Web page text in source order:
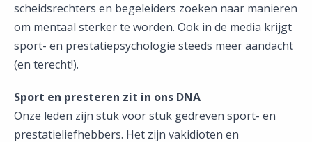
scheidsrechters en begeleiders zoeken naar manieren
om mentaal sterker te worden. Ook in de media krijgt
sport- en prestatiepsychologie steeds meer aandacht
(en terecht!).
Sport en presteren zit in ons DNA
Onze leden zijn stuk voor stuk gedreven sport- en
prestatieliefhebbers. Het zijn vakidioten en